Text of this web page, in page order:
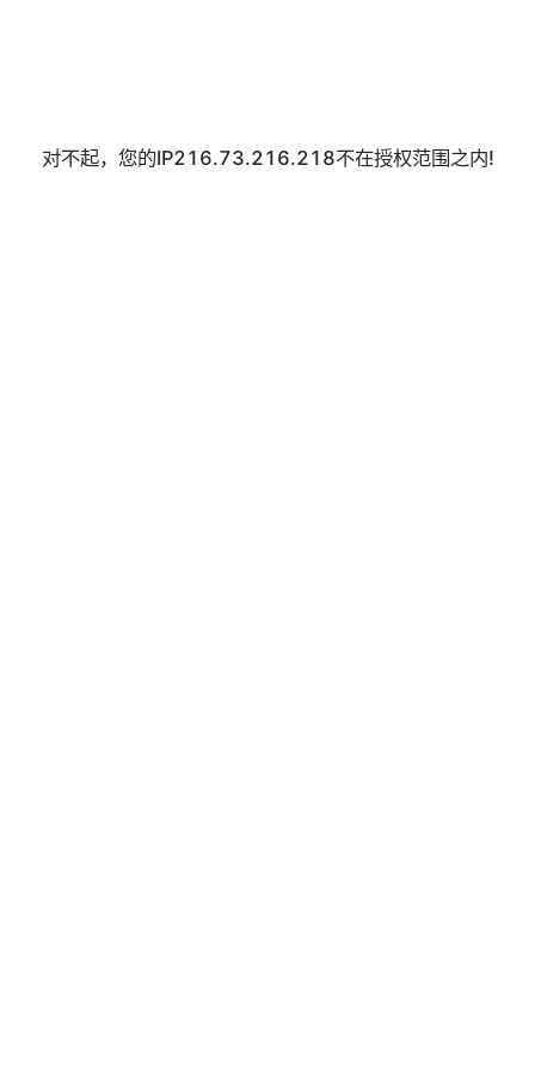
对不起，您的IP216.73.216.218不在授权范围之内!